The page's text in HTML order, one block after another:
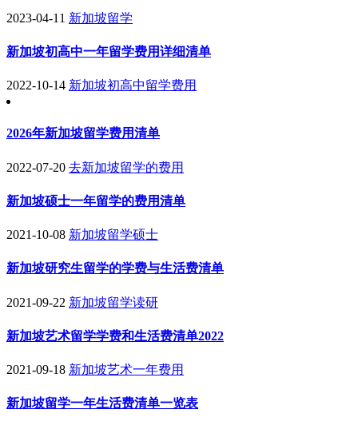
2023-04-11 新加坡留学
新加坡初高中一年留学费用详细清单
2022-10-14 新加坡初高中留学费用
2026年新加坡留学费用清单
2022-07-20 去新加坡留学的费用
新加坡硕士一年留学的费用清单
2021-10-08 新加坡留学硕士
新加坡研究生留学的学费与生活费清单
2021-09-22 新加坡留学读研
新加坡艺术留学学费和生活费清单2022
2021-09-18 新加坡艺术一年费用
新加坡留学一年生活费清单一览表